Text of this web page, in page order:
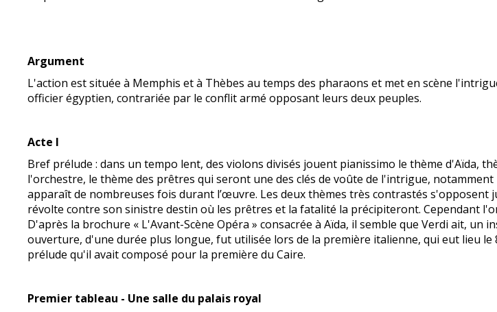
Argument
L'action est située à Memphis et à Thèbes au temps des pharaons et met en scène
officier égyptien, contrariée par le conflit armé opposant leurs deux peuples.
Acte I
Bref prélude : dans un tempo lent, des violons divisés jouent pianissimo le thème d'Aïda,
l'orchestre, le thème des prêtres qui seront une des clés de voûte de l'intrigue,
apparaît de nombreuses fois durant l’œuvre. Les deux thèmes très contrastés s'opposent
révolte contre son sinistre destin où les prêtres et la fatalité la précipiteront. Cependant
D'après la brochure « L'Avant-Scène Opéra » consacrée à Aïda, il semble que Verdi ait,
ouverture, d'une durée plus longue, fut utilisée lors de la première italienne, qui eut lieu le
prélude qu'il avait composé pour la première du Caire.
Premier tableau - Une salle du palais royal